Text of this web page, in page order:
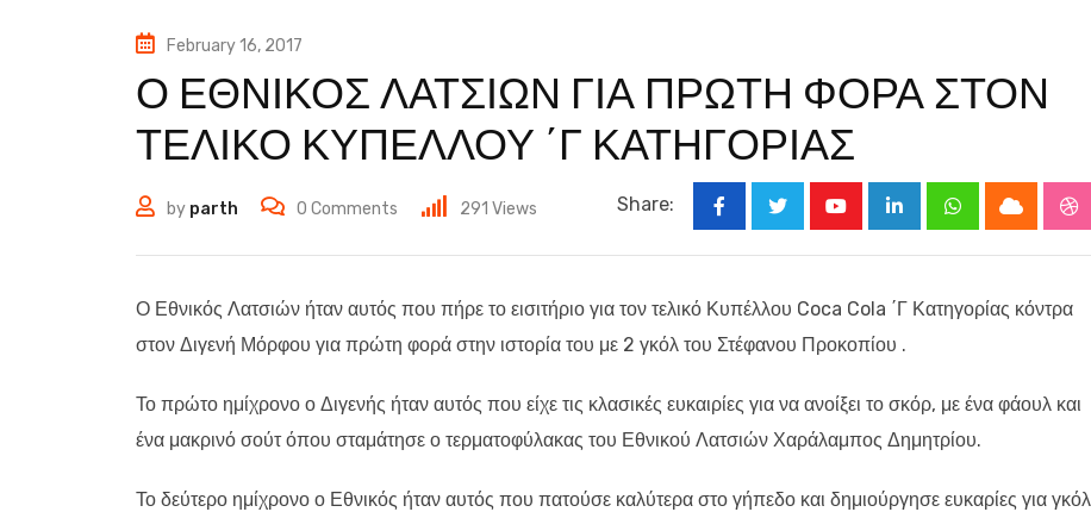
February 16, 2017
Ο ΕΘΝΙΚΟΣ ΛΑΤΣΙΩΝ ΓΙΑ ΠΡΩΤΗ ΦΟΡΑ ΣΤΟΝ
ΤΕΛΙΚΟ ΚΥΠΕΛΛΟΥ ΄Γ ΚΑΤΗΓΟΡΙΑΣ
by parth 0 Comments 291 Views Share:
LinkedInWhatsappCloud
Ο Εθνικός Λατσιών ήταν αυτός που πήρε το εισιτήριο για τον τελικό Κυπέλλου Coca Cola ΄Γ Κατηγορίας κόντρα
στον Διγενή Μόρφου για πρώτη φορά στην ιστορία του με 2 γκόλ του Στέφανου Προκοπίου .
Το πρώτο ημίχρονο ο Διγενής ήταν αυτός που είχε τις κλασικές ευκαιρίες για να ανοίξει το σκόρ, με ένα φάουλ και
ένα μακρινό σούτ όπου σταμάτησε ο τερματοφύλακας του Εθνικού Λατσιών Χαράλαμπος Δημητρίου.
Το δεύτερο ημίχρονο ο Εθνικός ήταν αυτός που πατούσε καλύτερα στο γήπεδο και δημιούργησε ευκαρίες για